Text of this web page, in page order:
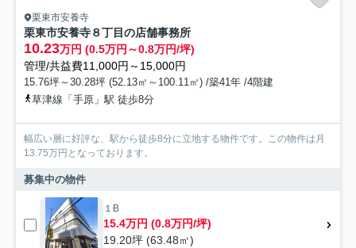
栗東市安養寺
栗東市安養寺８丁目の店舗事務所
10.23万円 (0.5万円～0.8万円/坪)
管理/共益費11,000円～15,000円
15.76坪～30.28坪 (52.13㎡～100.11㎡) /築41年 /4階建
草津線「手原」駅 徒歩8分
幅広い層に好評な、駅から徒歩8分に立地する物件です。この物件は月
13.75万円となっております。
募集中の物件
１B
15.4万円 (0.8万円/坪)
19.20坪 (63.48㎡)